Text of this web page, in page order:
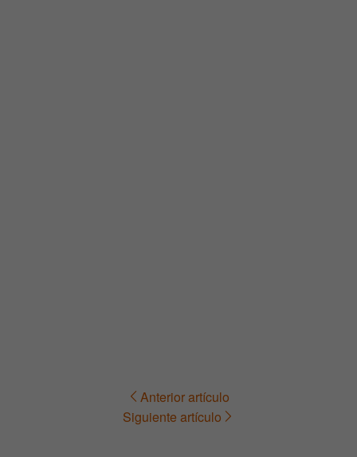
Navegación Anterior artículo
Siguiente artículo